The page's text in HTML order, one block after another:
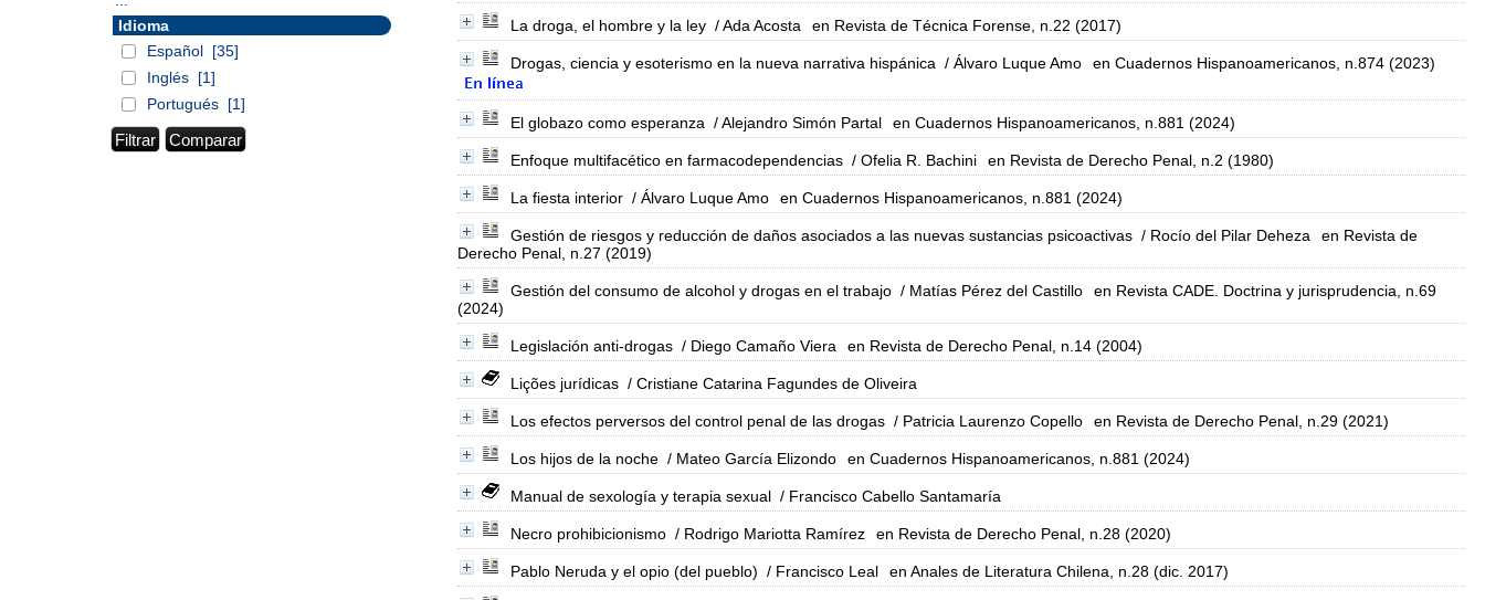
La droga, el hombre y la ley / Ada Acosta en Revista de Técnica Forense, n.22 (2017)
Drogas, ciencia y esoterismo en la nueva narrativa hispánica / Álvaro Luque Amo en Cuadernos Hispanoamericanos, n.874 (2023)
El globazo como esperanza / Alejandro Simón Partal en Cuadernos Hispanoamericanos, n.881 (2024)
Enfoque multifacético en farmacodependencias / Ofelia R. Bachini en Revista de Derecho Penal, n.2 (1980)
La fiesta interior / Álvaro Luque Amo en Cuadernos Hispanoamericanos, n.881 (2024)
Gestión de riesgos y reducción de daños asociados a las nuevas sustancias psicoactivas / Rocío del Pilar Deheza
en Revista de
Derecho Penal, n.27 (2019)
Gestión del consumo de alcohol y drogas en el trabajo / Matías Pérez del Castillo
en Revista CADE. Doctrina y jurisprudencia, n.69
(2024)
Legislación anti-drogas / Diego Camaño Viera en Revista de Derecho Penal, n.14 (2004)
Lições jurídicas / Cristiane Catarina Fagundes de Oliveira
Los efectos perversos del control penal de las drogas / Patricia Laurenzo Copello en Revista de Derecho Penal, n.29 (2021)
Los hijos de la noche / Mateo García Elizondo en Cuadernos Hispanoamericanos, n.881 (2024)
Manual de sexología y terapia sexual / Francisco Cabello Santamaría
Necro prohibicionismo / Rodrigo Mariotta Ramírez en Revista de Derecho Penal, n.28 (2020)
Pablo Neruda y el opio (del pueblo) / Francisco Leal en Anales de Literatura Chilena, n.28 (dic. 2017)
Idioma
Español [35]
Inglés [1]
Portugués [1]